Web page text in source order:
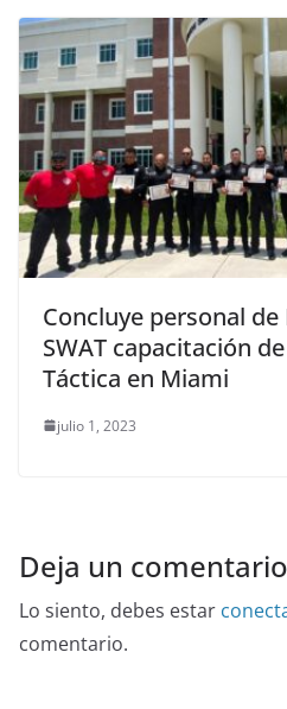
Concluye personal de
SWAT capacitación
Táctica en Miami
julio 1, 2023
Deja un comentario
Lo siento, debes estar
comentario.